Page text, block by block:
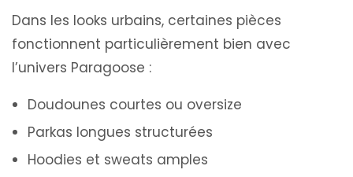
Dans les looks urbains, certaines pièces
fonctionnent particulièrement bien avec
l’univers Paragoose :
Doudounes courtes ou oversize
Parkas longues structurées
Hoodies et sweats amples